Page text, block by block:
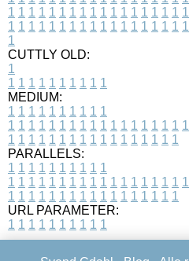
1 1 1 1 1 1 1 1 1 1 1 1 1 1 1 1 1 1
1 1 1 1 1 1 1 1 1 1 1 1 1 1 1 1 1 1
1
CUTTLY OLD:
1
1 1 1 1 1 1 1 1 1 1
MEDIUM:
1 1 1 1 1 1 1 1 1 1
1 1 1 1 1 1 1 1 1 1 1 1 1 1 1 1 1 1
1 1 1 1 1 1 1 1 1 1 1 1 1 1 1 1 1
PARALLELS:
1 1 1 1 1 1 1 1 1 1
1 1 1 1 1 1 1 1 1 1 1 1 1 1 1 1 1 1
1 1 1 1 1 1 1 1 1 1 1 1 1 1 1 1 1
URL PARAMETER:
1 1 1 1 1 1 1 1 1 1